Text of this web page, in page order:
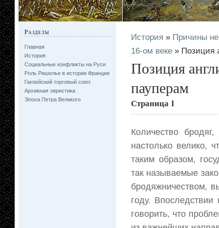
Разделы
Главная
История
Социальные конфликты на Руси
Роль Ришелье в истории Франции
Ганзейский торговый союз
Архивная эвристика
Эпоха Петра Великого
История » Причины
16-ом веке » Позиция
Позиция
пауперам
Страница 1
Количество
настолько велико,
таким образом,
так называемые
бродяжничеством,
году.
говорить, что